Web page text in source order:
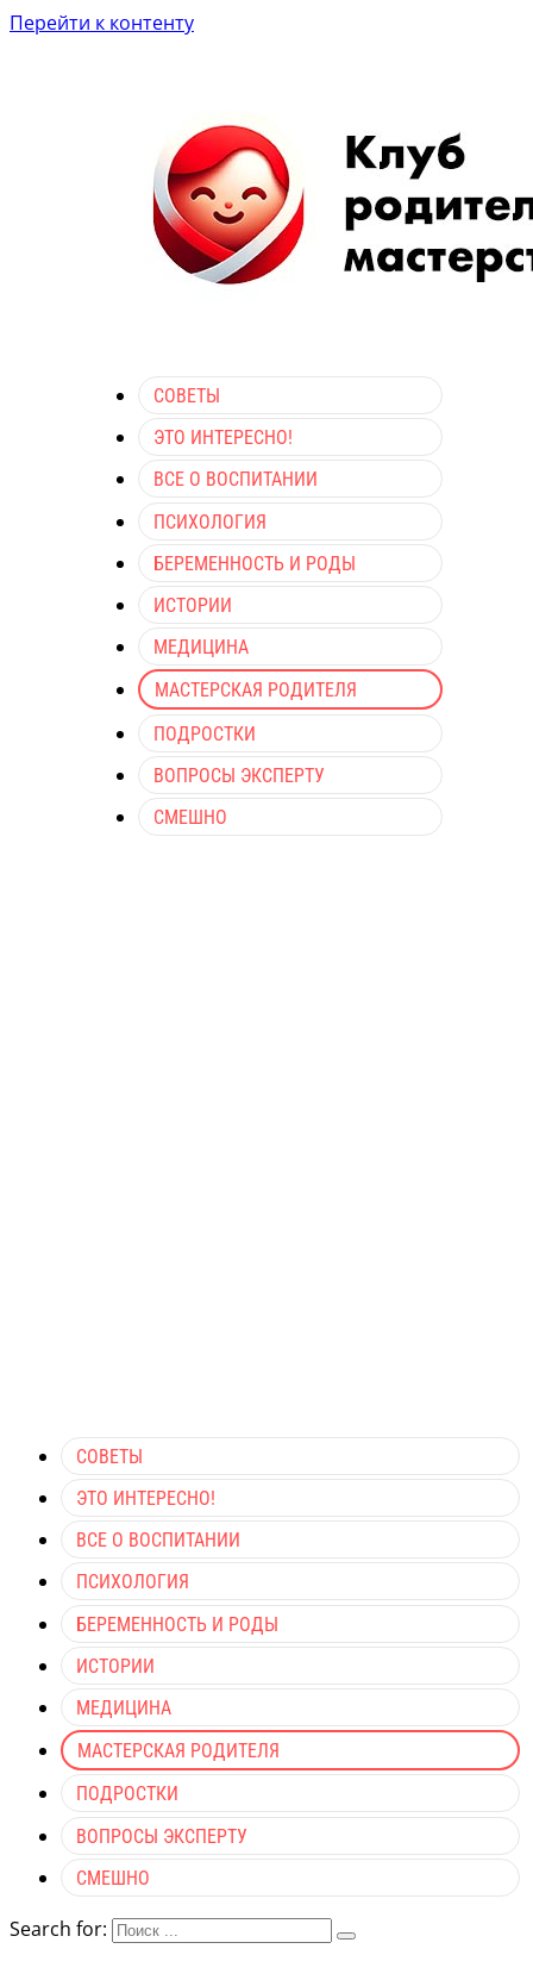
Перейти к контенту
СОВЕТЫ
ЭТО ИНТЕРЕСНО!
ВСЕ О ВОСПИТАНИИ
ПСИХОЛОГИЯ
БЕРЕМЕННОСТЬ И РОДЫ
ИСТОРИИ
МЕДИЦИНА
МАСТЕРСКАЯ РОДИТЕЛЯ
ПОДРОСТКИ
ВОПРОСЫ ЭКСПЕРТУ
СМЕШНО
СОВЕТЫ
ЭТО ИНТЕРЕСНО!
ВСЕ О ВОСПИТАНИИ
ПСИХОЛОГИЯ
БЕРЕМЕННОСТЬ И РОДЫ
ИСТОРИИ
МЕДИЦИНА
МАСТЕРСКАЯ РОДИТЕЛЯ
ПОДРОСТКИ
ВОПРОСЫ ЭКСПЕРТУ
СМЕШНО
Search for: